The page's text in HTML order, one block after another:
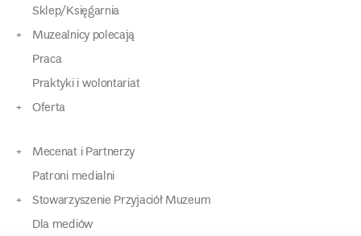
Sklep/Księgarnia
Muzealnicy polecają
Praca
Praktyki i wolontariat
Oferta
Mecenat i Partnerzy
Patroni medialni
Stowarzyszenie Przyjaciół Muzeum
Dla mediów